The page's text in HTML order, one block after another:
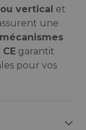
vertical et
une
mécanismes
garantit
pour vos